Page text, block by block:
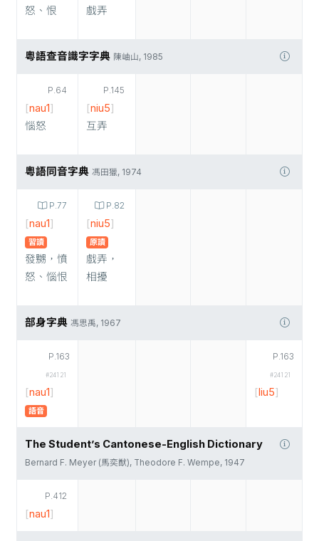
怒、恨
戲弄
粵語查音識字字典 陳岫山, 1985
P.64
[nau1]
惱怒
P.145
[niu5]
互弄
粵語同音字典 馮田獵, 1974
P.77
[nau1]
習讀
發嬲，憤
怒、惱恨
P.82
[niu5]
原讀
戲弄，
相擾
部身字典 馮思禹, 1967
P.163
#24121
[nau1]
語音
P.163
#24121
[liu5]
The Student’s Cantonese-English Dictionary
Bernard F. Meyer (馬奕猷), Theodore F. Wempe, 1947
P.412
[nau1]